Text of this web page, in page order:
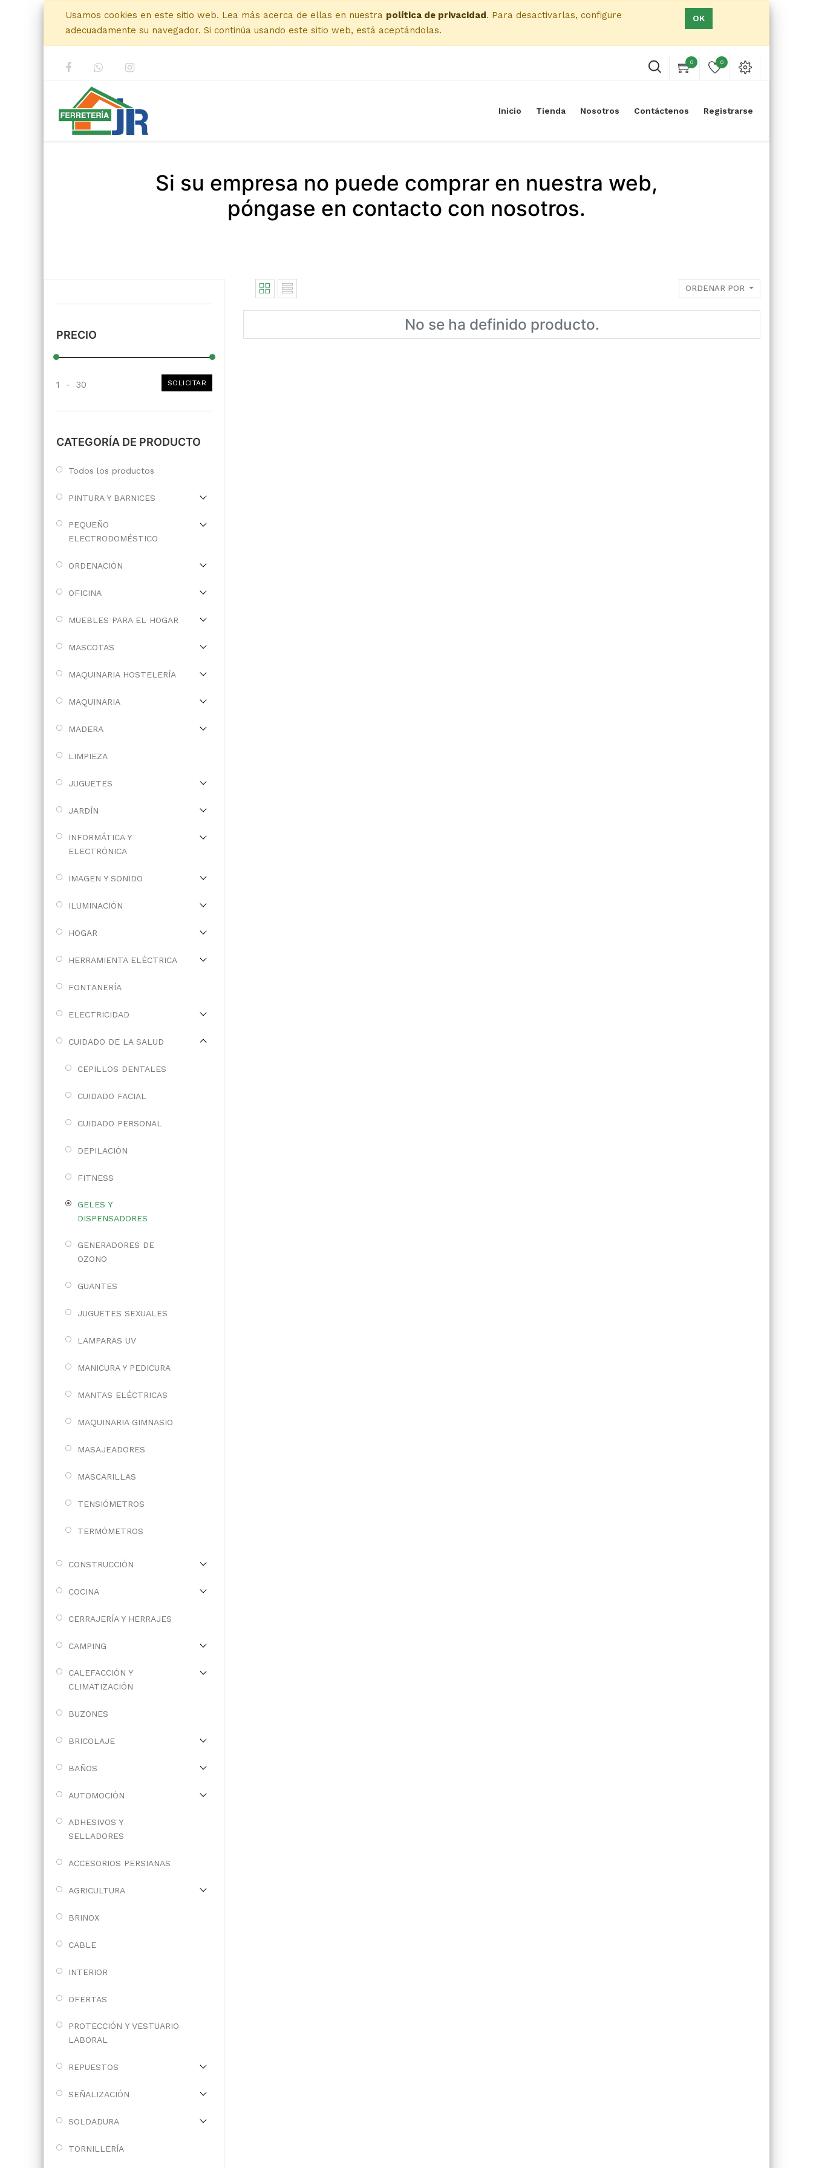
Usamos cookies en este sitio web. Lea más acerca de ellas en nuestra política de privacidad. Para desactivarlas, configure
adecuadamente su navegador. Si continúa usando este sitio web, está aceptándolas.
OK
0 0
Inicio Tienda Nosotros Contáctenos Registrarse
Si su empresa no puede comprar en nuestra web,
póngase en contacto con nosotros.
PRECIO
1 - 30 SOLICITAR
CATEGORÍA DE PRODUCTO
Todos los productos
PINTURA Y BARNICES
PEQUEÑO
ELECTRODOMÉSTICO
ORDENACIÓN
OFICINA
MUEBLES PARA EL HOGAR
MASCOTAS
MAQUINARIA HOSTELERÍA
MAQUINARIA
MADERA
LIMPIEZA
JUGUETES
JARDÍN
INFORMÁTICA Y
ELECTRÓNICA
IMAGEN Y SONIDO
ILUMINACIÓN
HOGAR
HERRAMIENTA ELÉCTRICA
FONTANERÍA
ELECTRICIDAD
CUIDADO DE LA SALUD
CEPILLOS DENTALES
CUIDADO FACIAL
CUIDADO PERSONAL
DEPILACIÓN
FITNESS
GELES Y
DISPENSADORES
GENERADORES DE
OZONO
GUANTES
JUGUETES SEXUALES
LAMPARAS UV
MANICURA Y PEDICURA
MANTAS ELÉCTRICAS
MAQUINARIA GIMNASIO
MASAJEADORES
MASCARILLAS
TENSIÓMETROS
TERMÓMETROS
CONSTRUCCIÓN
COCINA
CERRAJERÍA Y HERRAJES
CAMPING
CALEFACCIÓN Y
CLIMATIZACIÓN
BUZONES
BRICOLAJE
BAÑOS
AUTOMOCIÓN
ADHESIVOS Y
SELLADORES
ACCESORIOS PERSIANAS
AGRICULTURA
BRINOX
CABLE
INTERIOR
OFERTAS
PROTECCIÓN Y VESTUARIO
LABORAL
REPUESTOS
SEÑALIZACIÓN
SOLDADURA
TORNILLERÍA
ORDENAR POR
No se ha definido producto.